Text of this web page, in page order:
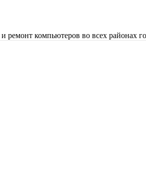
компьютеров во всех районах